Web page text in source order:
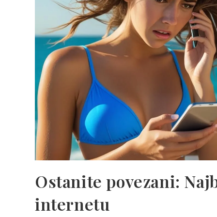
Ostanite povezani:
internetu